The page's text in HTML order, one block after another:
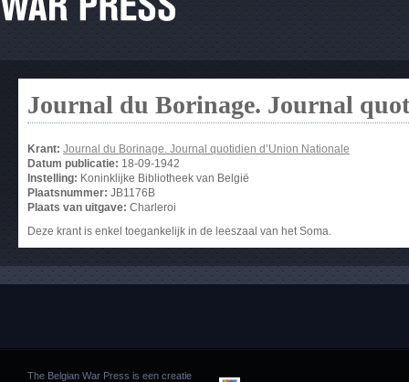
Journal du Borinage. Journal
Krant: Journal du Borinage. Journal quotidien d’Union Nationale
Datum publicatie: 18-09-1942
Instelling: Koninklijke Bibliotheek van België
Plaatsnummer: JB1176B
Plaats van uitgave: Charleroi
Deze krant is enkel toegankelijk in de leeszaal van het Soma.
The Belgian War Press is een creatie